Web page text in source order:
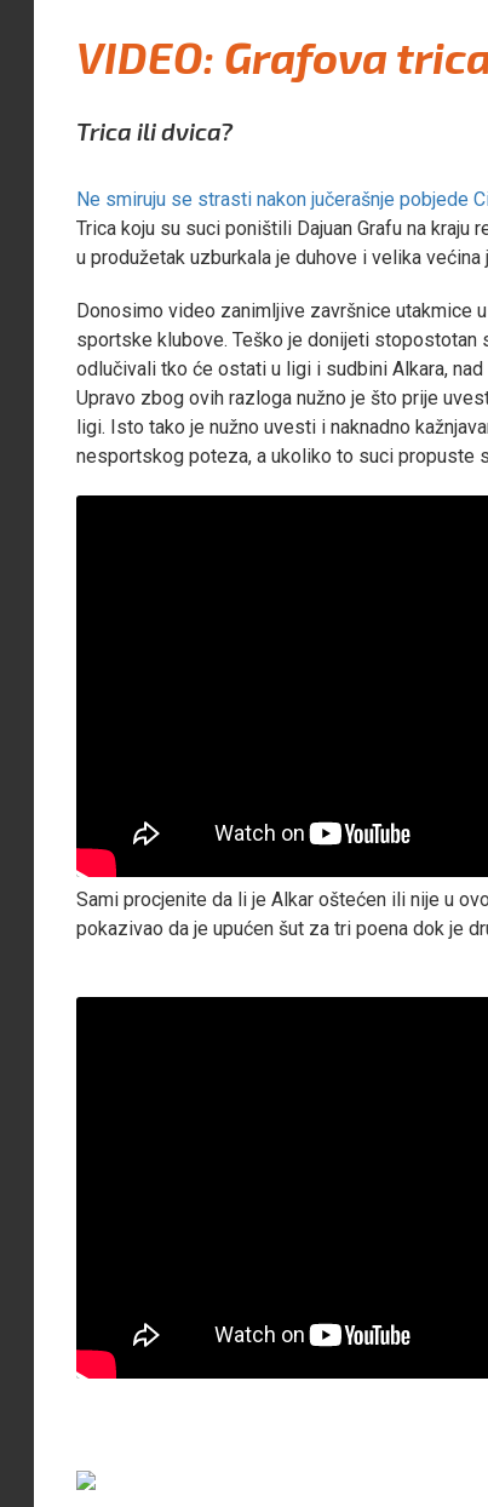
VIDEO: Grafova
Trica ili dvica?
Ne smiruju se strasti nakon jučerašnje pobjede
Trica koju su suci poništili Dajuan Grafu na
u produžetak uzburkala je duhove i velika
Donosimo video zanimljive završnice utakmice
sportske klubove. Teško je donijeti stopostotan
odlučivali tko će ostati u ligi i sudbini Alkara,
Upravo zbog ovih razloga nužno je što prije
ligi. Isto tako je nužno uvesti i naknadno
nesportskog poteza, a ukoliko to suci propuste
Sami procjenite da li je Alkar oštećen ili nije u
pokazivao da je upućen šut za tri poena dok je